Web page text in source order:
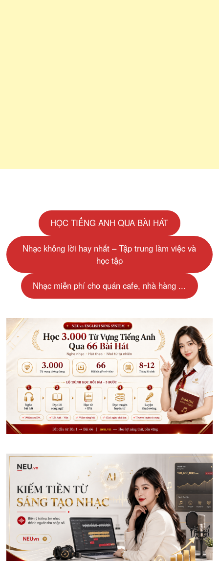
HỌC TIẾNG ANH QUA BÀI HÁT
Nhạc không lời hay nhất – Tập trung làm việc và
học tập
Nhạc miễn phí cho quán cafe, nhà hàng ...